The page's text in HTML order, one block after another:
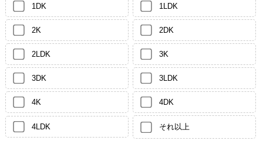
1DK 1LDK
2K 2DK
2LDK 3K
3DK 3LDK
4K 4DK
4LDK それ以上